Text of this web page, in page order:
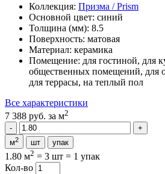
Коллекция: Призма / Prism
Основной цвет: синий
Толщина (мм): 8.5
Поверхность: матовая
Материал: керамика
Помещение: для гостиной, для
общественных помещений, для
для террасы, на теплый пол
Все характеристики
7 388 руб. за м2
м2 шт упак
1.80 м2 = 3 шт = 1 упак
Кол-во